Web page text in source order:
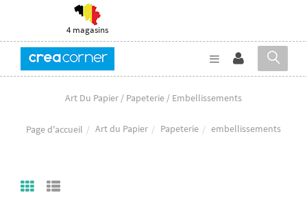
4 magasins
Art Du Papier / Papeterie / Embellissements
Page d'accueil Art du Papier Papeterie embellissements